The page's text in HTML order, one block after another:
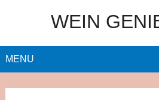
WEIN
MENU